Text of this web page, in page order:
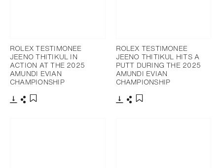
ROLEX TESTIMONEE
JEENO THITIKUL IN
ACTION AT THE 2025
AMUNDI EVIAN
CHAMPIONSHIP
ROLEX TESTIMONEE
JEENO THITIKUL HITS A
PUTT DURING THE 2025
AMUNDI EVIAN
CHAMPIONSHIP